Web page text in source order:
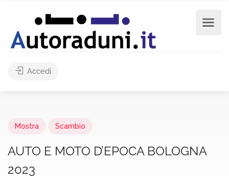
Accedi
Mostra Scambio
AUTO E MOTO D’EPOCA BOLOGNA
2023